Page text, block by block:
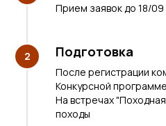
Прием заявок до 18/09
2 Подготовка
После регистрации
Конкурсной
На встречах
походы